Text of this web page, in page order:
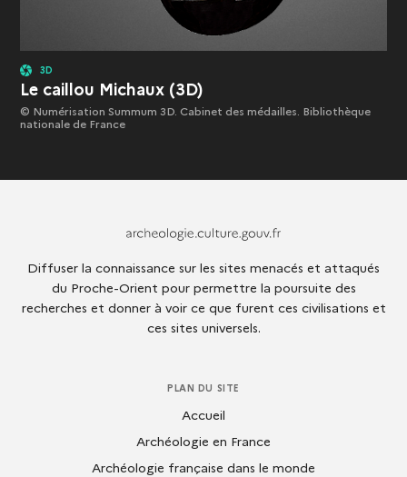
Le caillou Michaux (3D)
3D
© Numérisation Summum 3D. Cabinet des médailles. Bibliothèque
nationale de France
Diffuser la connaissance sur les sites menacés et attaqués
du Proche-Orient pour permettre la poursuite des
recherches et donner à voir ce que furent ces civilisations et
ces sites universels.
PLAN DU SITE
Accueil
Archéologie en France
Archéologie française dans le monde